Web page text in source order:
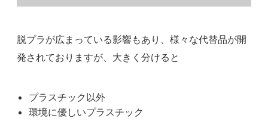
脱プラが広まっている影響もあり、様々な代替品が開
発されておりますが、大きく分けると
プラスチック以外
環境に優しいプラスチック